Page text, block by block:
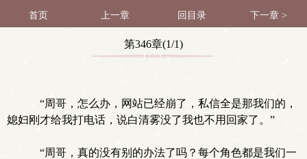
首页 上一章 回目录 下一章 >
第346章(1/1)
“周哥，怎么办，网站已经崩了，私信全是那我们的，
媳妇刚才给我打电话，说白清雾没了我也不用回家了。”
“周哥，真的没有别的办法了吗？每个角色都是我们一